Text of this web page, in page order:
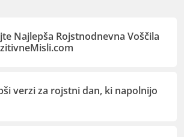
Najlepša Rojstnodnevna Voščila
verzi za rojstni dan, ki napolnijo